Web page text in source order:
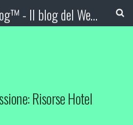
Booking Blog™ - Il blog del Web Marketing Turistico
Risorse Hotel